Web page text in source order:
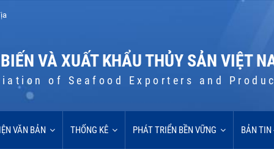
VÀ XUẤT KHẨU THỦY SẢN VIỆT
of Seafood Exporters and
VĂN BẢN THỐNG KÊ PHÁT TRIỂN BỀN VỮNG BẢN TIN